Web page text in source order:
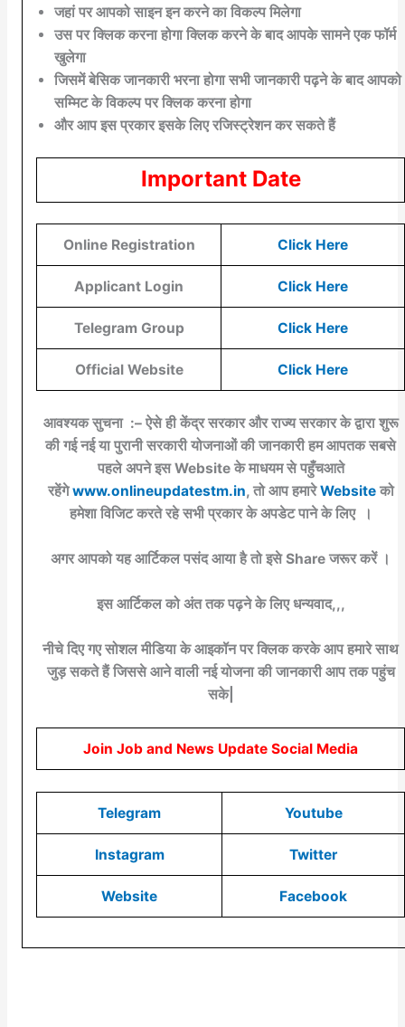
जहां पर आपको साइन इन करने का विकल्प मिलेगा
उस पर क्लिक करना होगा क्लिक करने के बाद आपके सामने एक फॉर्म
खुलेगा
जिसमें बेसिक जानकारी भरना होगा सभी जानकारी पढ़ने के बाद आपको
सम्मिट के विकल्प पर क्लिक करना होगा
और आप इस प्रकार इसके लिए रजिस्ट्रेशन कर सकते हैं
Important Date
Online Registration Click Here
Applicant Login Click Here
Telegram Group Click Here
Official Website Click Here
आवश्यक सुचना :– ऐसे ही केंद्र सरकार और राज्य सरकार के द्वारा शुरू
की गई नई या पुरानी सरकारी योजनाओं की जानकारी हम आपतक सबसे
पहले अपने इस Website के माधयम से पहुँचआते
रहेंगेwww.onlineupdatestm.in, तो आप हमारेWebsiteको
हमेशा विजिट करते रहे सभी प्रकार के अपडेट पाने के लिए ।
अगर आपको यह आर्टिकल पसंद आया है तो इसे Share जरूर करें ।
इस आर्टिकल को अंत तक पढ़ने के लिए धन्यवाद,,,
नीचे दिए गए सोशल मीडिया के आइकॉन पर क्लिक करके आप हमारे साथ
जुड़ सकते हैं जिससे आने वाली नई योजना की जानकारी आप तक पहुंच
सके|
Join Job and News Update Social Media
Telegram Youtube
Instagram Twitter
Website Facebook